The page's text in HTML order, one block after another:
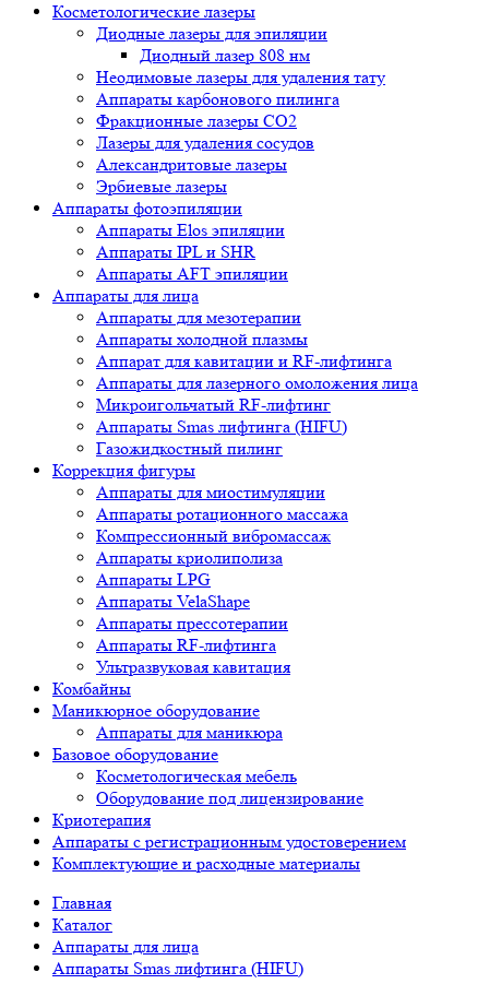
Косметологические лазеры
Диодные лазеры для эпиляции
Диодный лазер 808 нм
Неодимовые лазеры для удаления тату
Аппараты карбонового пилинга
Фракционные лазеры CO2
Лазеры для удаления сосудов
Александритовые лазеры
Эрбиевые лазеры
Аппараты фотоэпиляции
Аппараты Elos эпиляции
Аппараты IPL и SHR
Аппараты AFT эпиляции
Аппараты для лица
Аппараты для мезотерапии
Аппараты холодной плазмы
Аппарат для кавитации и RF-лифтинга
Аппараты для лазерного омоложения лица
Микроигольчатый RF-лифтинг
Аппараты Smas лифтинга (HIFU)
Газожидкостный пилинг
Коррекция фигуры
Аппараты для миостимуляции
Аппараты ротационного массажа
Компрессионный вибромассаж
Аппараты криолиполиза
Аппараты LPG
Аппараты VelaShape
Аппараты прессотерапии
Аппараты RF-лифтинга
Ультразвуковая кавитация
Комбайны
Маникюрное оборудование
Аппараты для маникюра
Базовое оборудование
Косметологическая мебель
Оборудование под лицензирование
Криотерапия
Аппараты c регистрационным удостоверением
Комплектующие и расходные материалы
Главная
Каталог
Аппараты для лица
Аппараты Smas лифтинга (HIFU)